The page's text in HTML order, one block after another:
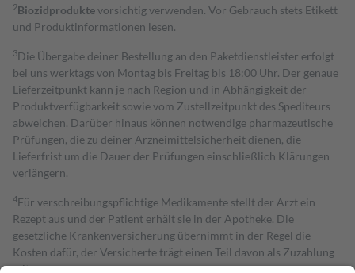
2Biozidproduktevorsichtig verwenden. Vor Gebrauch stets Etikett
und Produktinformationen lesen.
3Die Übergabe deiner Bestellung an den Paketdienstleister erfolgt
bei uns werktags von Montag bis Freitag bis 18:00 Uhr. Der genaue
Lieferzeitpunkt kann je nach Region und in Abhängigkeit der
Produktverfügbarkeit sowie vom Zustellzeitpunkt des Spediteurs
abweichen. Darüber hinaus können notwendige pharmazeutische
Prüfungen, die zu deiner Arzneimittelsicherheit dienen, die
Lieferfrist um die Dauer der Prüfungen einschließlich Klärungen
verlängern.
4Für verschreibungspflichtige Medikamente stellt der Arzt ein
Rezept aus und der Patient erhält sie in der Apotheke. Die
gesetzliche Krankenversicherung übernimmt in der Regel die
Kosten dafür, der Versicherte trägt einen Teil davon als Zuzahlung
mit.